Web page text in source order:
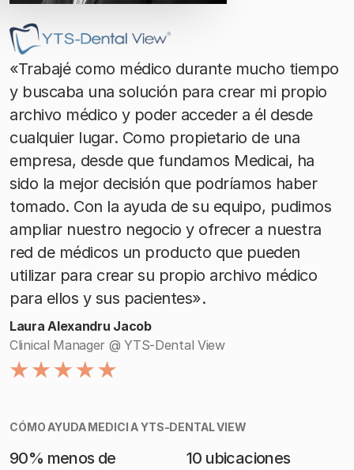
«Trabajé como médico durante mucho tiempo
y buscaba una solución para crear mi propio
archivo médico y poder acceder a él desde
cualquier lugar. Como propietario de una
empresa, desde que fundamos Medicai, ha
sido la mejor decisión que podríamos haber
tomado. Con la ayuda de su equipo, pudimos
ampliar nuestro negocio y ofrecer a nuestra
red de médicos un producto que pueden
utilizar para crear su propio archivo médico
para ellos y sus pacientes».
Laura Alexandru Jacob
Clinical Manager @ YTS-Dental View
CÓMO AYUDA MEDICI A YTS-DENTAL VIEW
90% menos de 10 ubicaciones